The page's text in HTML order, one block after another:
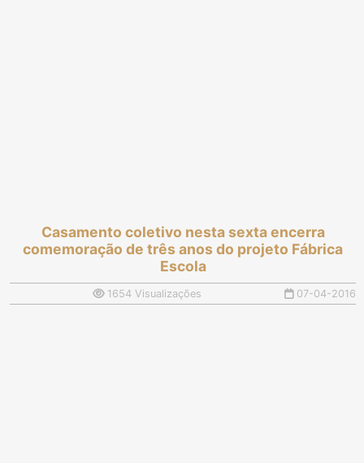
Casamento coletivo nesta sexta encerra
comemoração de três anos do projeto Fábrica
Escola
1654 Visualizações 07-04-2016